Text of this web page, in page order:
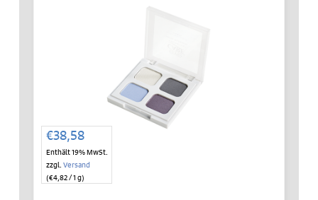
€38,58
Enthält 19% MwSt.
zzgl. Versand
(€4,82/ 1 g)